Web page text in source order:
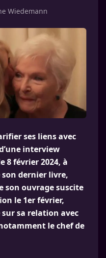
Wiedemann
ses liens avec
interview
8 février 2024, à
son dernier livre,
son ouvrage suscite
le 1er février,
sur sa relation avec
le chef de